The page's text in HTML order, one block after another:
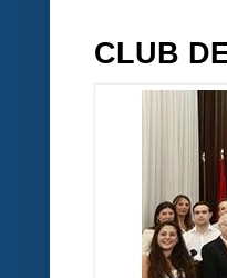
CLUB